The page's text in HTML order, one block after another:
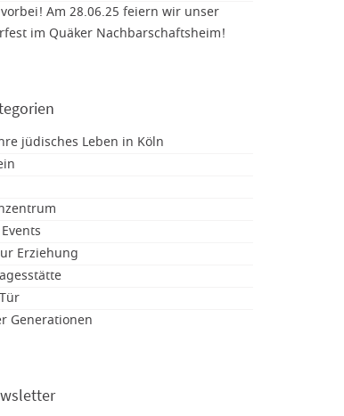
Am 28.06.25 feiern wir unser
im Quäker Nachbarschaftsheim!
jüdisches Leben in Köln
Erziehung
Generationen